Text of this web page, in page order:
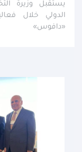
يستقبل وزيرة
الدولي خلال
«دافوس»